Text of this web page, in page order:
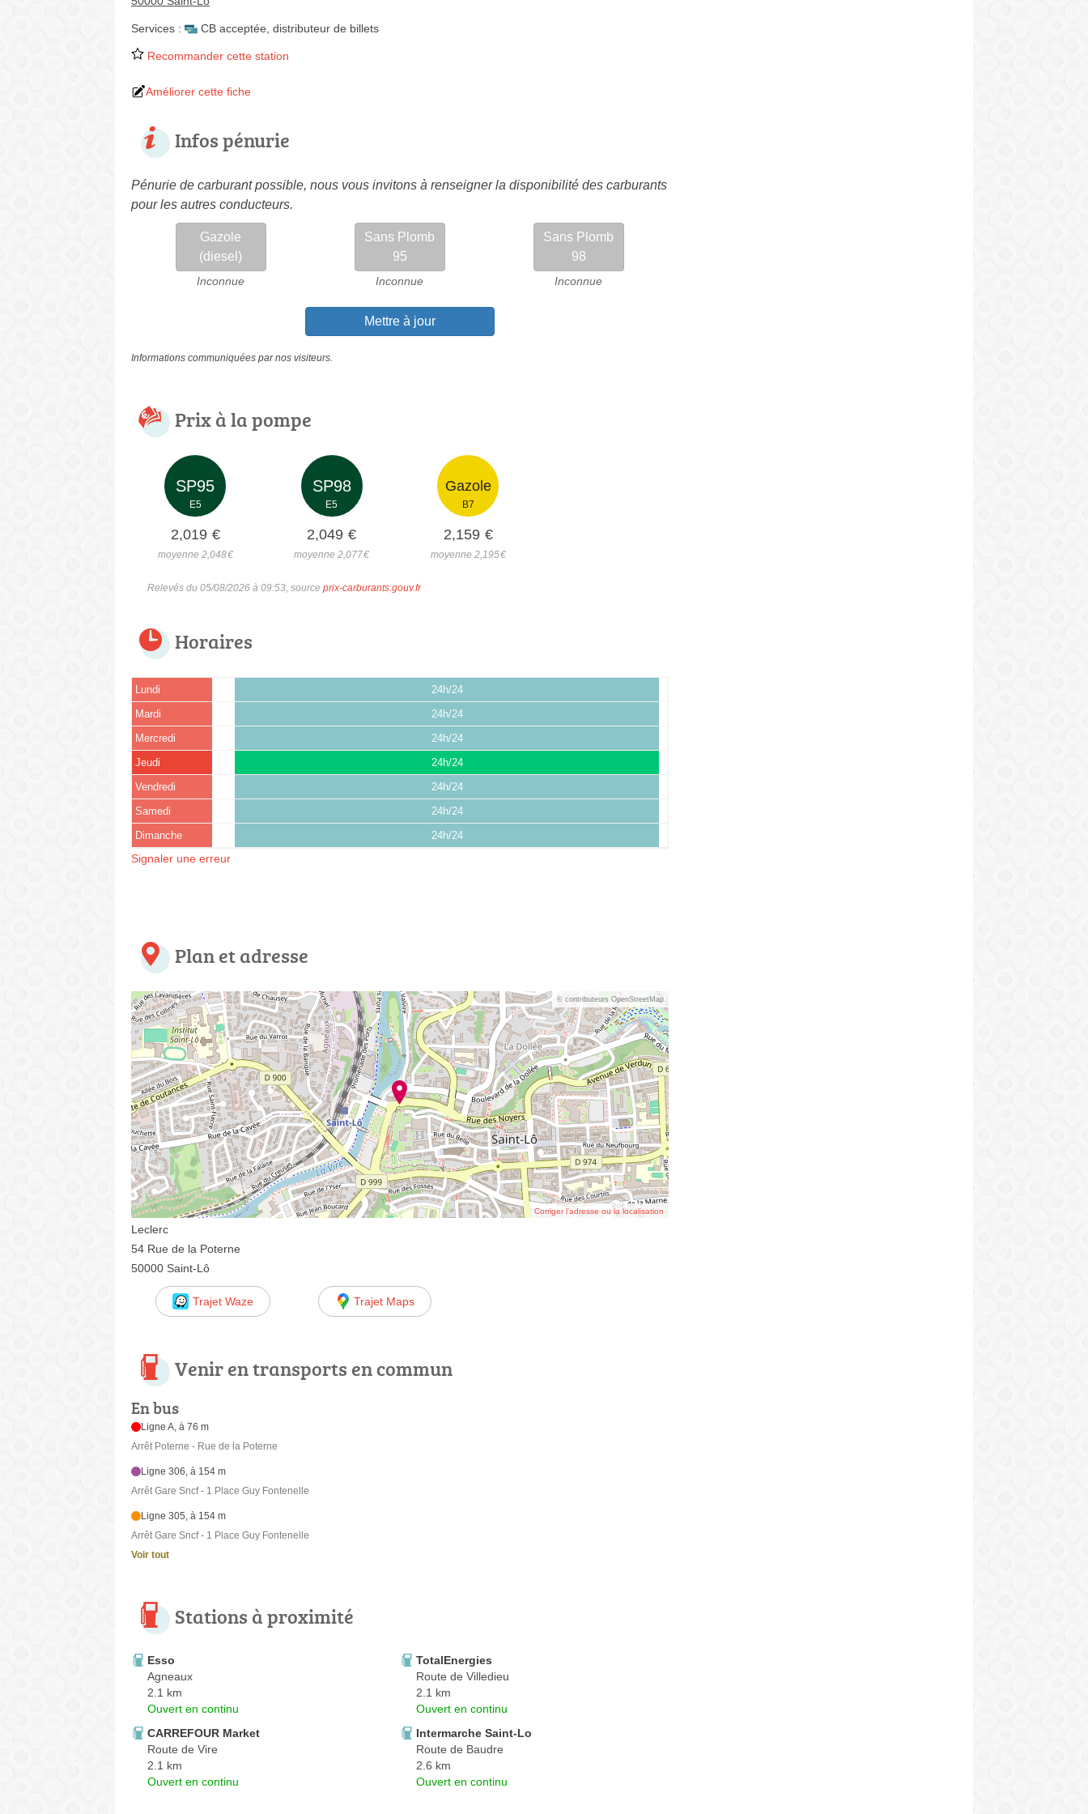
Services : CB acceptée distributeur de billets
Recommander cette station
Améliorer cette fiche
Infos pénurie
Pénurie de carburant possible, nous vous invitons à renseigner la disponibilité des carburants
pour les autres conducteurs.
Gazole
(diesel)
Inconnue
Sans Plomb
95
Inconnue
Sans Plomb
98
Inconnue
Mettre à jour
Informations communiquées par nos visiteurs.
Prix à la pompe
SP95
E5
2,019 €
moyenne 2,048€
SP98
E5
2,049 €
moyenne 2,077€
Gazole
B7
2,159 €
moyenne 2,195€
Relevés du 05/08/2026 à 09:53, source prix-carburants.gouv.fr
Horaires
Lundi 24h/24
Mardi 24h/24
Mercredi 24h/24
Jeudi 24h/24
Vendredi 24h/24
Samedi 24h/24
Dimanche 24h/24
Signaler une erreur
Plan et adresse
© contributeurs OpenStreetMap
Corriger l’adresse ou la localisation
Leclerc
54 Rue de la Poterne
50000 Saint-Lô
Trajet Waze Trajet Maps
Venir en transports en commun
En bus
Ligne A, à 76 m
Arrêt Poterne - Rue de la Poterne
Ligne 306, à 154 m
Arrêt Gare Sncf - 1 Place Guy Fontenelle
Ligne 305, à 154 m
Arrêt Gare Sncf - 1 Place Guy Fontenelle
Voir tout
Stations à proximité
Esso
Agneaux
2.1 km
Ouvert en continu
TotalEnergies
Route de Villedieu
2.1 km
Ouvert en continu
CARREFOUR Market
Route de Vire
2.1 km
Ouvert en continu
Intermarche Saint-Lo
Route de Baudre
2.6 km
Ouvert en continu